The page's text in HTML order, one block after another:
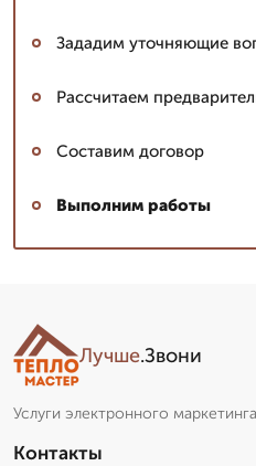
Зададим уточняющие
Рассчитаем
Составим договор
Выполним работы
Лучше.Звони
Услуги электронного
Контакты